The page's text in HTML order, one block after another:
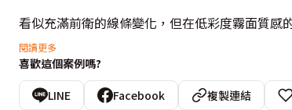
看似充滿前衛的線條變化，但在低彩度霧面質感
公領域更兼顧了生活需求，大面積的臥榻設計下
在一處角落看書，享受不受人打擾的愜意時光，
閱讀更多
喜歡這個案例嗎?
LINE Facebook 複製連結